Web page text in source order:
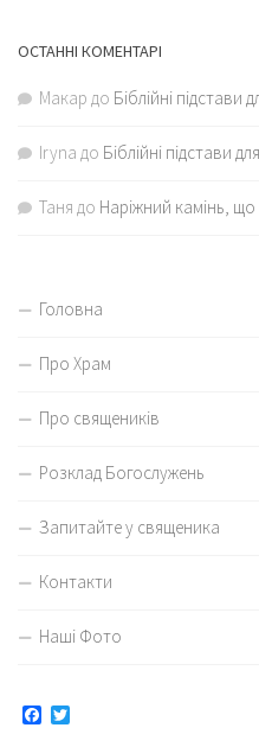
ОСТАННІ КОМЕНТАРІ
Макар до Біблійні
Iryna до Біблійні підстави
Таня до Наріжний камінь, що
Головна
Про Храм
Про священиків
Розклад Богослужень
Запитайте у священика
Контакти
Наші Фото
Facebook